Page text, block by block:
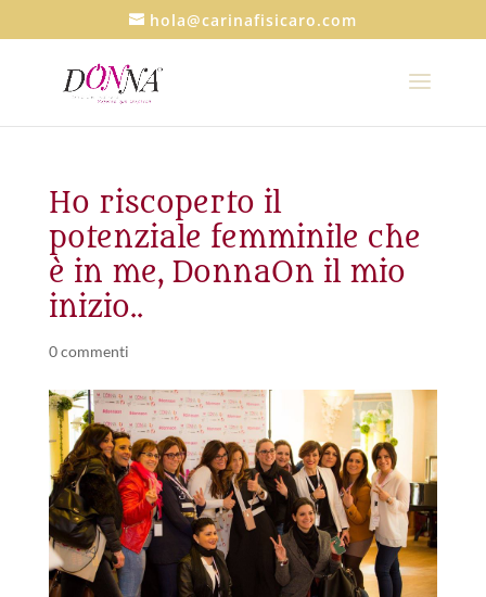
hola@carinafisicaro.com
Ho riscoperto il
potenziale femminile che
è in me, DonnaOn il mio
inizio..
0 commenti